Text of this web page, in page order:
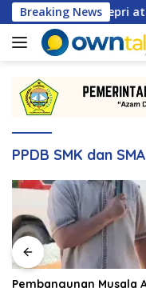
Langsung
ke
konten
Breaking News
Tokoh Kepri atas
PPDB SMK dan SMA
Pembangunan Musala